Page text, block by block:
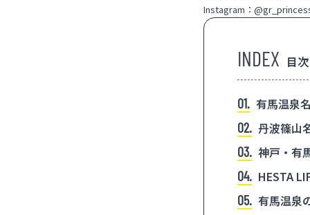
Instagram：
目次
1 有馬温泉
2 丹波篠山
3 神戸・有
4 HESTA
5 有馬温泉